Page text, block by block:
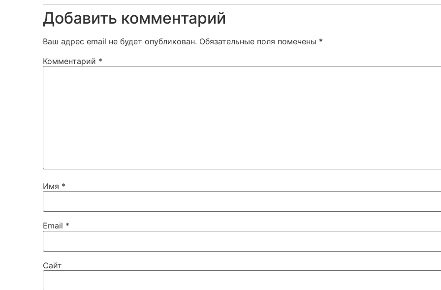
Добавить комментарий
Ваш адрес email не будет опубликован. Обязательные поля помечены *
Комментарий *
Имя *
Email *
Сайт